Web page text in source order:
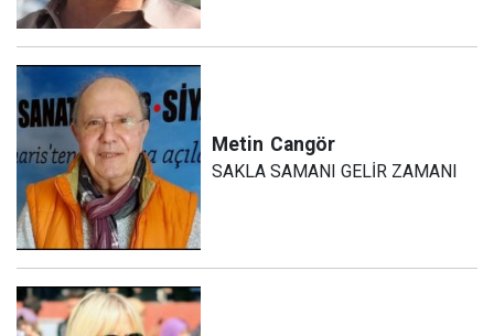
Metin Cangör
SAKLA SAMANI GELİR ZAMANI